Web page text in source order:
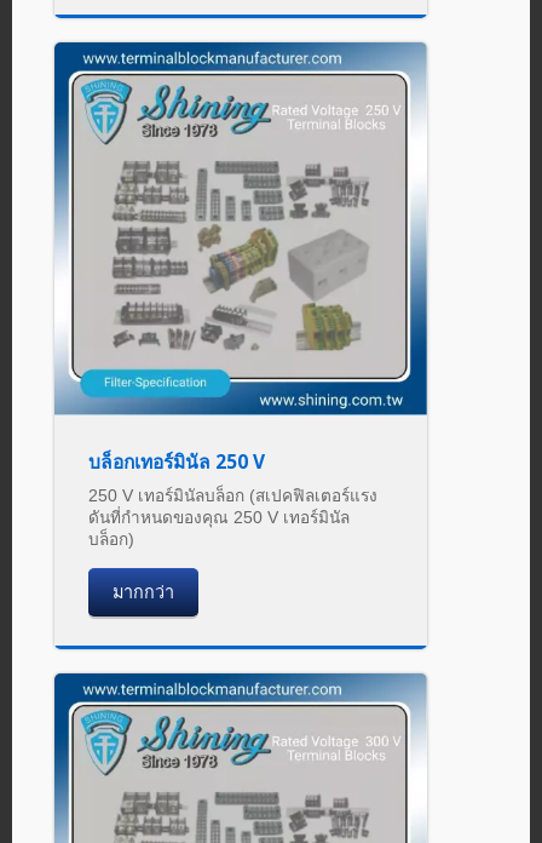
บล็อกเทอร์มินัล 250 V
250 V เทอร์มินัลบล็อก (สเปคฟิลเตอร์แรง
ดันที่กำหนดของคุณ 250 V เทอร์มินัล
บล็อก)
มากกว่า